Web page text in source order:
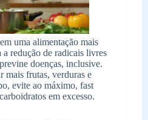
uma alimentação mais
redução de radicais livres
doenças, inclusive.
mais frutas, verduras e
evite ao máximo, fast
em excesso.